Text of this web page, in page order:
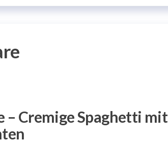
– Cremige Spaghetti mit